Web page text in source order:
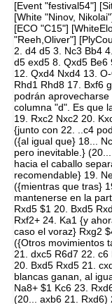
[Event "festival54"]
[White "Ninov,
[ECO "C15"]
"Reeh,Oliver"]
2. d4 d5 3. Nc3 Bb4
d5 exd5 8. Qxd5 Be6
12. Qxd4 Nxd4 13.
Rhd1 Rhd8 17. Bxf6
podrán
columna "d". Es que
19. Rxc2 Nxc2 20.
{junto con 22. ..c4
({al igual que} 18...
pero inevitable.}
hacia el caballo
recomendable} 19.
({mientras que tras}
mantenerse en la
Rxd5 $1 20. Bxd5
Rxf2+ 24. Ka1 {y
caso el voraz} Rxg2
({Otros movimientos
21. dxc5 R6d7 22.
20. Bxd5 Rxd5 21.
blancas ganan, al
Na8+ $1 Kc6 23.
(20... axb6 21. Rxd6)